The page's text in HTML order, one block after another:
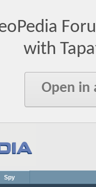
with
Open in
Spy